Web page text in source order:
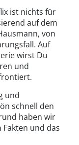
ist nichts für
auf dem
von
Auf
wirst Du
und
und
schnell den
haben wir
und das